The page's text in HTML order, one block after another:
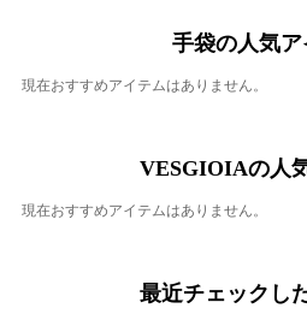
手袋の人気
現在おすすめアイテムはありません。
VESGIOIAの人
現在おすすめアイテムはありません。
最近チェックし